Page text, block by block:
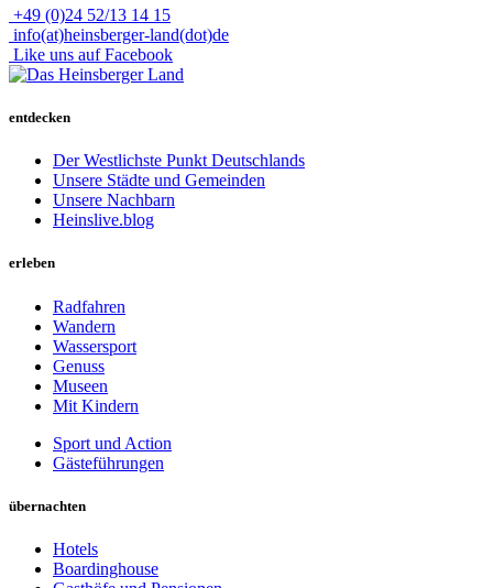
+49 (0)24 52/13 14 15
info(at)heinsberger-land(dot)de
Like uns auf Facebook
entdecken
Der Westlichste Punkt Deutschlands
Unsere Städte und Gemeinden
Unsere Nachbarn
Heinslive.blog
erleben
Radfahren
Wandern
Wassersport
Genuss
Museen
Mit Kindern
Sport und Action
Gästeführungen
übernachten
Hotels
Boardinghouse